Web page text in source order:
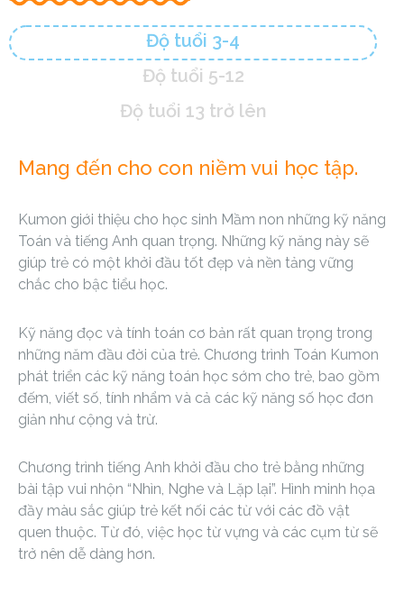
Độ tuổi 3-4
Độ tuổi 5-12
Độ tuổi 13 trở lên
Mang đến cho con niềm vui học tập.
Kumon giới thiệu cho học sinh Mầm non những kỹ năng
Toán và tiếng Anh quan trọng. Những kỹ năng này sẽ
giúp trẻ có một khởi đầu tốt đẹp và nền tảng vững
chắc cho bậc tiểu học.
Kỹ năng đọc và tính toán cơ bản rất quan trọng trong
những năm đầu đời của trẻ. Chương trình Toán Kumon
phát triển các kỹ năng toán học sớm cho trẻ, bao gồm
đếm, viết số, tính nhẩm và cả các kỹ năng số học đơn
giản như cộng và trừ.
Chương trình tiếng Anh khởi đầu cho trẻ bằng những
bài tập vui nhộn “Nhìn, Nghe và Lặp lại”. Hình minh họa
đầy màu sắc giúp trẻ kết nối các từ với các đồ vật
quen thuộc. Từ đó, việc học từ vựng và các cụm từ sẽ
trở nên dễ dàng hơn.